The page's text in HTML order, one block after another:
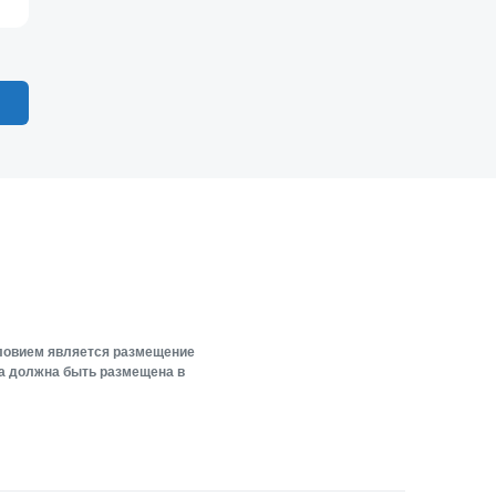
является размещение
должна быть размещена в